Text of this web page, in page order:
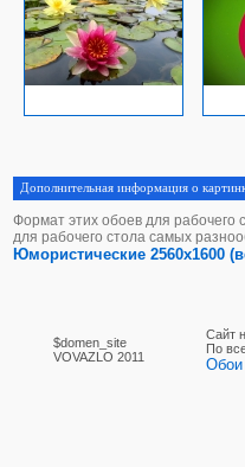
Дополнительная информация о
Формат этих обоев для рабочего
для рабочего стола самых
Юмористические 2560x1600
$domen_site
VOVAZLO 2011
Сайт
По
Обои